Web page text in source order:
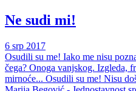
Ne sudi mi!
6 srp 2017
Osudili su me! Iako me nisu
čega? Onoga vanjskog. Izgleda,
mirnoće... Osudili su me! Nisu